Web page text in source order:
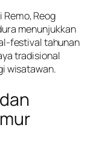
Reog
menunjukkan
festival tahunan
tradisional
wisatawan.